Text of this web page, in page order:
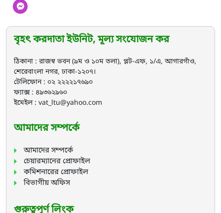
বৃহৎ করদাতা ইউনিট, মূল্য সংযোজন কর
ঠিকানা : রাজস্ব ভবন (৯ম ও ১০ম তলা), প্লট-এফ, ১/এ, আগারগাঁও,
শেরেবাংলা নগর, ঢাকা-১২০৭।
টেলিফোন : ০২ ২২২২১৭৬৯০
ফ্যাক্স : ৪৯৩৬২৯৬০
ইমেইল : vat_ltu@yahoo.com
আমাদের সম্পর্কে
আমাদের সম্পর্কে
চেয়ারম্যানের প্রোফাইল
কমিশনারের প্রোফাইল
বিভাগীয় অফিস
গুরুত্বপূর্ণ লিংক